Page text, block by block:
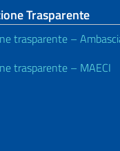
Trasparente
trasparente –
trasparente – MAECI